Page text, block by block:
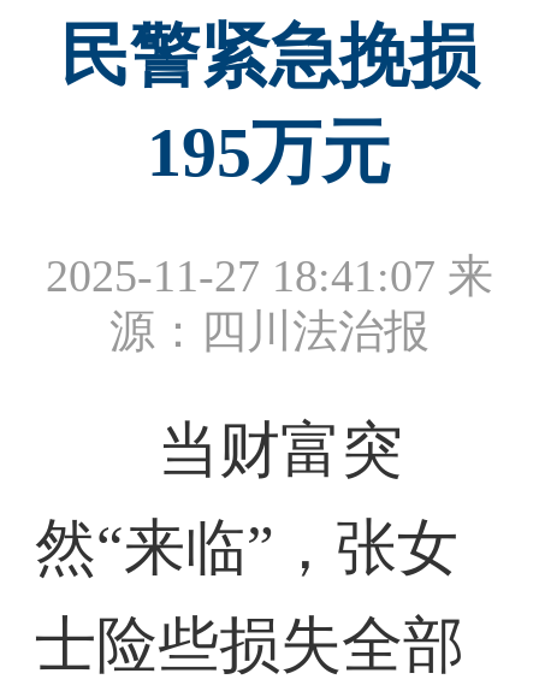
民警紧急挽损
195万元
2025-11-27 18:41:07 来
源：四川法治报
当财富突
然“来临”，张女
士险些损失全部